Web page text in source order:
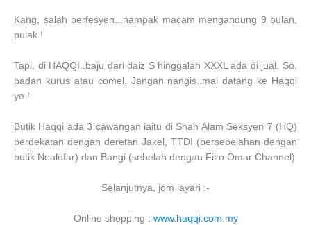
Kang, salah berfesyen...nampak macam mengandung 9 bulan,
pulak !
Tapi, di HAQQI..baju dari daiz S hinggalah XXXL ada di jual. So,
badan kurus atau comel. Jangan nangis..mai datang ke Haqqi
ye !
Butik Haqqi ada 3 cawangan iaitu di Shah Alam Seksyen 7 (HQ)
berdekatan dengan deretan Jakel, TTDI (bersebelahan dengan
butik Nealofar) dan Bangi (sebelah dengan Fizo Omar Channel)
Selanjutnya, jom layari :-
Online shopping : www.haqqi.com.my